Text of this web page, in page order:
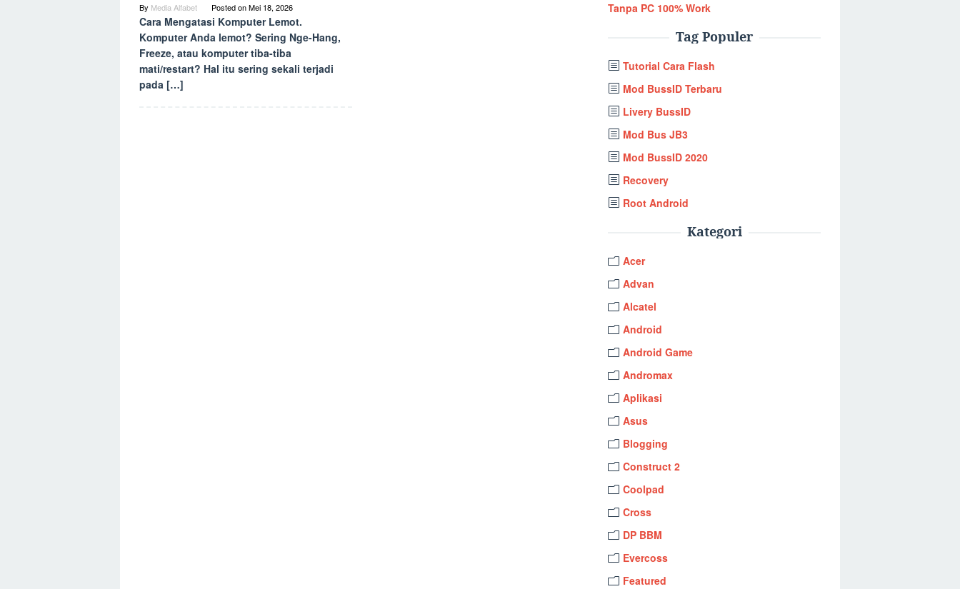
By Media Alfabet Posted onMei 18, 2026
Cara Mengatasi Komputer Lemot.
Komputer Anda lemot? Sering Nge-Hang,
Freeze, atau komputer tiba-tiba
mati/restart? Hal itu sering sekali terjadi
pada […]
Tanpa PC 100% Work
Tag Populer
Tutorial Cara Flash
Mod BussID Terbaru
Livery BussID
Mod Bus JB3
Mod BussID 2020
Recovery
Root Android
Kategori
Acer
Advan
Alcatel
Android
Android Game
Andromax
Aplikasi
Asus
Blogging
Construct 2
Coolpad
Cross
DP BBM
Evercoss
Featured